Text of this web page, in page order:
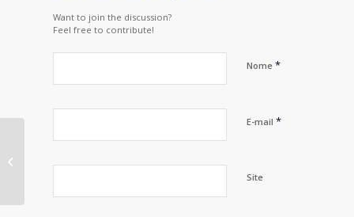
Want to join the discussion?
Feel free to contribute!
Nome *
E-mail *
Site
Agradecimentos: Ênio